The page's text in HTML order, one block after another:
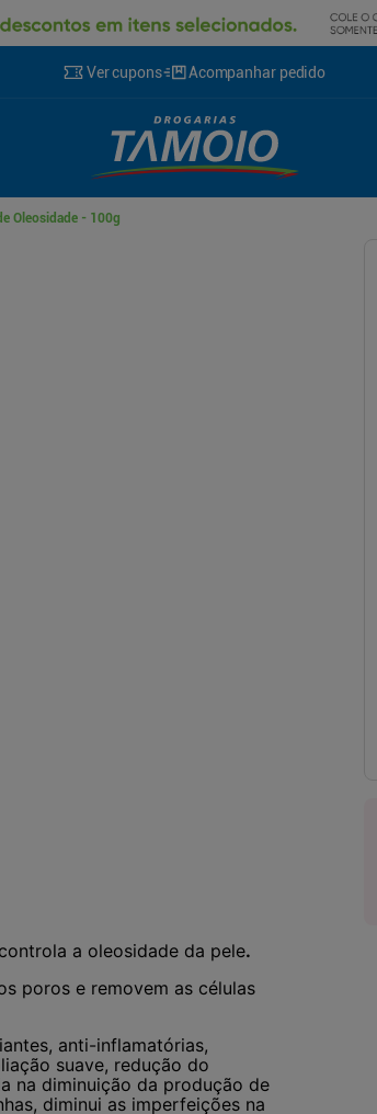
Ver cupons Acompanhar pedido
Oleosidade - 100g
a oleosidade da pele.
poros e removem as células
anti-inflamatórias,
suave, redução do
na diminuição da produção de
diminui as imperfeições na